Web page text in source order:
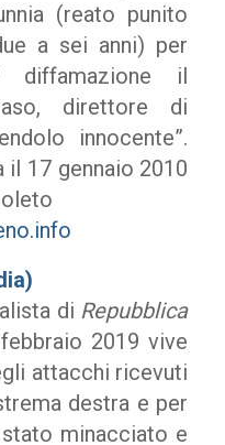
(reato punito
a sei anni) per
diffamazione il
direttore di
innocente”.
il 17 gennaio 2010
di Repubblica
2019 vive
attacchi ricevuti
destra e per
minacciato e